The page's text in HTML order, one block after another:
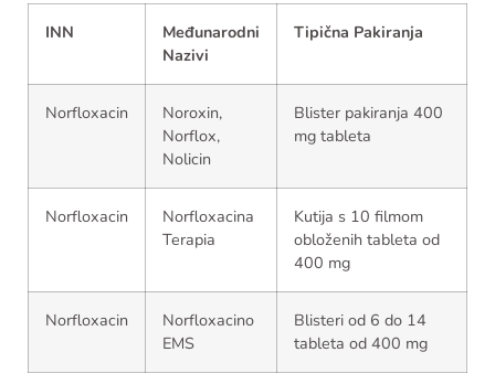
INN
Međunarodni
Nazivi
Tipična Pakiranja
Norfloxacin
Noroxin,
Norflox,
Nolicin
Blister pakiranja 400
mg tableta
Norfloxacin
Norfloxacina
Terapia
Kutija s 10 filmom
obloženih tableta od
400 mg
Norfloxacin
Norfloxacino
EMS
Blisteri od 6 do 14
tableta od 400 mg